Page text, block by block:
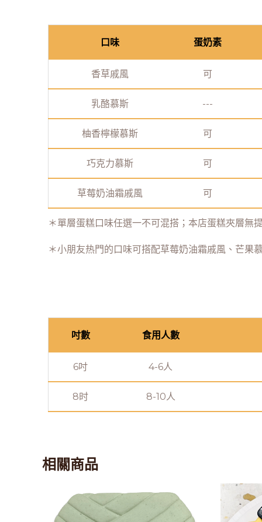
口味 蛋奶素
香草戚風 可
乳酪慕斯 ---
柚香檸檬慕斯 可
巧克力慕斯 可
草莓奶油霜戚風 可
＊單層蛋糕口味任選一不可混搭；本店蛋糕夾層無
＊小朋友热門的口味可搭配草莓奶油霜戚風、芒果
吋數 食用人數
6吋 4-6人
8时 8-10人
相關商品